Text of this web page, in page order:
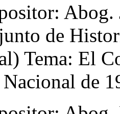
Abog.
de
Tema: El
de